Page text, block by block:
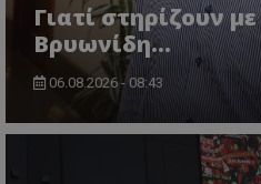
Γιατί στηρίζουν
Βρυωνίδη...
06.08.2026 - 08:43